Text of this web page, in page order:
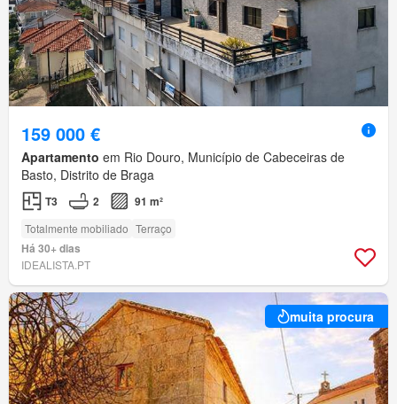
159 000 €
Apartamento em Rio Douro, Município de Cabeceiras de
Basto, Distrito de Braga
T3 2 91 m²
Totalmente mobiliado Terraço
Há 30+ dias
IDEALISTA.PT
muita procura